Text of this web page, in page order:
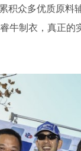
众多优质原料
牛制衣，真正的